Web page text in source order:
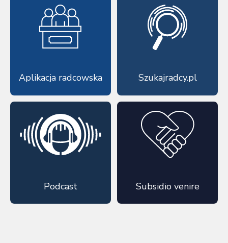
Aplikacja radcowska Szukajradcy.pl
Podcast Subsidio venire